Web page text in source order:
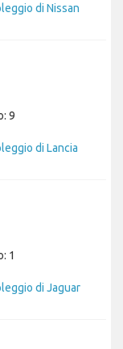
di Nissan
9
di Lancia
1
di Jaguar